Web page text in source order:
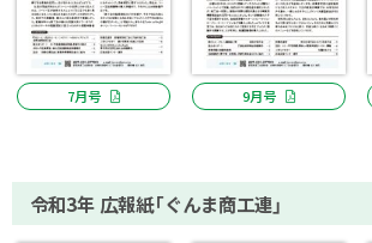
7月号 9月号
令和3年 広報紙「ぐんま商工連」